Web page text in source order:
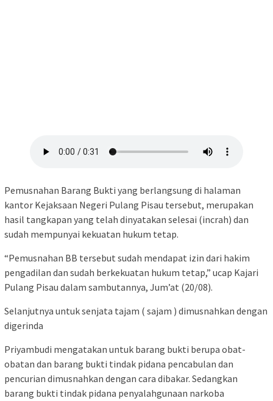
Pemusnahan Barang Bukti yang berlangsung di halaman
kantor Kejaksaan Negeri Pulang Pisau tersebut, merupakan
hasil tangkapan yang telah dinyatakan selesai (incrah) dan
sudah mempunyai kekuatan hukum tetap.
“Pemusnahan BB tersebut sudah mendapat izin dari hakim
pengadilan dan sudah berkekuatan hukum tetap,” ucap Kajari
Pulang Pisau dalam sambutannya, Jum’at (20/08).
Selanjutnya untuk senjata tajam ( sajam ) dimusnahkan dengan
digerinda
Priyambudi mengatakan untuk barang bukti berupa obat-
obatan dan barang bukti tindak pidana pencabulan dan
pencurian dimusnahkan dengan cara dibakar. Sedangkan
barang bukti tindak pidana penyalahgunaan narkoba